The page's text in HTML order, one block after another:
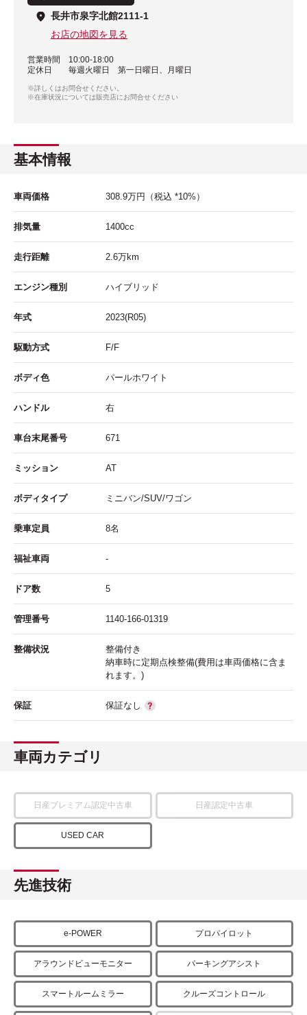
長井市泉字北館2111-1
お店の地図を見る
営業時間
10:00-18:00
定休日
毎週火曜日 第一日曜日、月曜日
※詳しくはお問合せください。
※在庫状況については販売店にお問合せください
基本情報
車両価格 308.9万円 （税込 *10%）
排気量 1400cc
走行距離 2.6万km
エンジン種別 ハイブリッド
年式 2023(R05)
駆動方式 F/F
ボディ色 パールホワイト
ハンドル 右
車台末尾番号 671
ミッション AT
ボディタイプ ミニバン/SUV/ワゴン
乗車定員 8名
福祉車両 -
ドア数 5
管理番号 1140-166-01319
整備状況
整備付き
納車時に定期点検整備(費用は車両価格に含ま
れます。)
保証 保証なし
車両カテゴリ
日産プレミアム認定中古車 日産認定中古車
USED CAR
先進技術
e-POWER プロパイロット
アラウンドビューモニター パーキングアシスト
スマートルームミラー クルーズコントロール